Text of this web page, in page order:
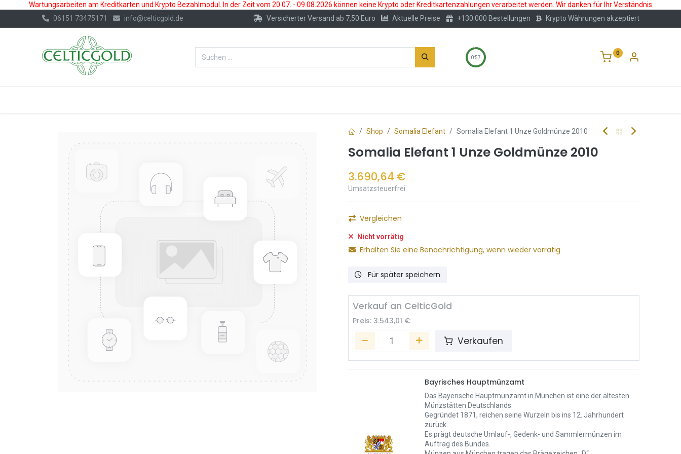
Wartungsarbeiten am Kreditkarten und Krypto Bezahlmodul. In der Zeit vom 20.07. - 09.08.2026 können keine Krypto oder Kreditkartenzahlungen verarbeitet werden. Wir danken für Ihr Verständnis
06151 73475171
info@celticgold.de Versicherter Versand ab 7,50 Euro Aktuelle Preise +130.000 Bestellungen Krypto Währungen akzeptiert
0:57
0
Shop Somalia Elefant Somalia Elefant 1 Unze Goldmünze 2010
Somalia Elefant 1 Unze Goldmünze 2010
3.690,64 €
Umsatzsteuerfrei
Vergleichen
Nicht vorrätig
Erhalten Sie eine Benachrichtigung, wenn wieder vorrätig
Für später speichern
Verkauf an CelticGold
Preis: 3.543,01 €
Verkaufen
Bayrisches Hauptmünzamt
Das Bayerische Hauptmünzamt in München ist eine der ältesten
Münzstätten Deutschlands.
Gegründet 1871, reichen seine Wurzeln bis ins 12. Jahrhundert
zurück.
Es prägt deutsche Umlauf-, Gedenk- und Sammlermünzen im
Auftrag des Bundes.